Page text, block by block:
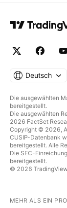
Deutsch
Die ausgewählten
bereitgestellt.
Die ausgewählten
2026 FactSet
Copyright © 2026,
CUSIP-Datenbank
bereitgestellt. Alle
Die SEC-
bereitgestellt.
© 2026
MEHR ALS EIN